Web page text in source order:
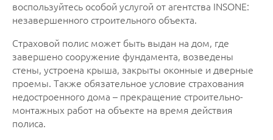
воспользуйтесь особой услугой от агентства INSONE:
незавершенного строительного объекта.
Страховой полис может быть выдан на дом, где
завершено сооружение фундамента, возведены
стены, устроена крыша, закрыты оконные и дверные
проемы. Также обязательное условие страхования
недостроенного дома – прекращение строительно-
монтажных работ на объекте на время действия
полиса.